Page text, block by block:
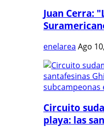
Juan Cerra:
enelarea Ago
Circuito
playa: las